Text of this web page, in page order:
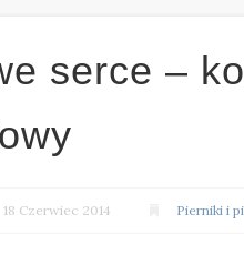
serce –
18 Czerwiec 2014 Pierniki i